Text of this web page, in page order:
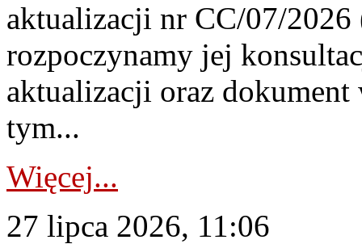
aktualizacji nr CC/07/
rozpoczynamy jej
aktualizacji oraz
tym...
Więcej...
27 lipca 2026, 11:06